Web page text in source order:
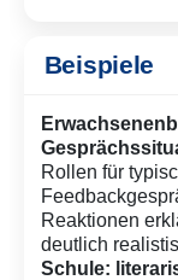
wird vertieft
zentralen
→ Wirkung:
im weiteren
Lücken-
bewusst nur
ergänzen die
→ Wirkung:
Beispiele
Rollen für
Reaktionen
deutlich
Schule: